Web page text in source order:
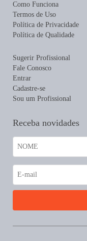
Como Funciona
Termos de Uso
Política de Privacidade
Política de Qualidade
Sugerir Profissional
Fale Conosco
Entrar
Cadastre-se
Sou um Profissional
Receba novidades